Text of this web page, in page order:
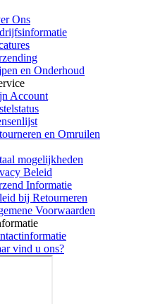
Ons
en Onderhoud
Account
en Omruilen
mogelijkheden
Beleid
Informatie
bij Retourneren
Voorwaarden
vind u ons?